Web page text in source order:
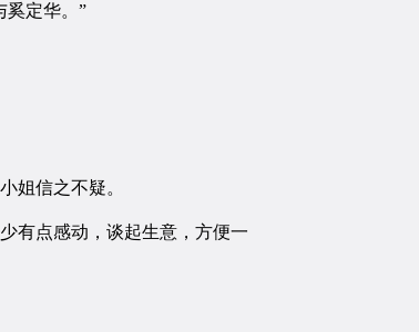
定华。”
姐信之不疑。
有点感动，谈起生意，方便一